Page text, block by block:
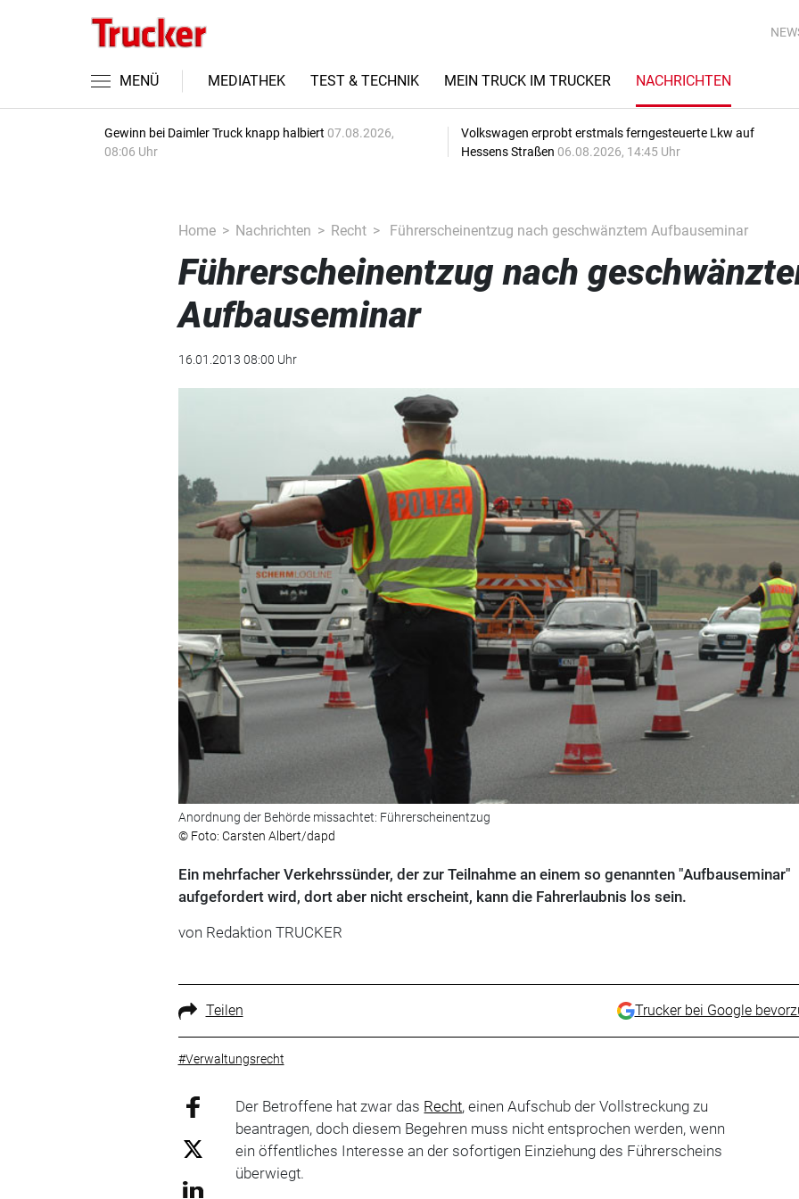
MENÜ MEDIATHEK TEST & TECHNIK MEIN TRUCK IM TRUCKER NACHRICHTEN
Gewinn bei Daimler Truck knapp halbiert 07.08.2026,
08:06 Uhr
Volkswagen erprobt erstmals ferngesteuerte Lkw auf
Hessens Straßen 06.08.2026, 14:45 Uhr
Home Nachrichten Recht Führerscheinentzug nach geschwänztem Aufbauseminar
Führerscheinentzug nach
Aufbauseminar
16.01.2013 08:00 Uhr
Anordnung der Behörde missachtet: Führerscheinentzug
© Foto: Carsten Albert/dapd
Ein mehrfacher Verkehrssünder, der zur Teilnahme an einem so genannten "Aufbauseminar"
aufgefordert wird, dort aber nicht erscheint, kann die Fahrerlaubnis los sein.
von Redaktion TRUCKER
Teilen Trucker bei Google
#Verwaltungsrecht
Der Betroffene hat zwar das Recht, einen Aufschub der Vollstreckung zu
beantragen, doch diesem Begehren muss nicht entsprochen werden, wenn
ein öffentliches Interesse an der sofortigen Einziehung des Führerscheins
überwiegt.